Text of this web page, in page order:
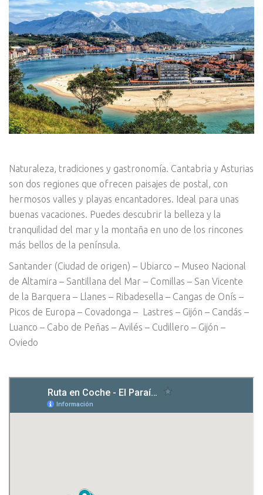
Naturaleza, tradiciones y gastronomía. Cantabria y Asturias
son dos regiones que ofrecen paisajes de postal, con
hermosos valles y playas encantadores. Ideal para unas
buenas vacaciones. Puedes descubrir la belleza y la
tranquilidad del mar y la montaña en uno de los rincones
más bellos de la península.
Santander (Ciudad de origen) – Ubiarco – Museo Nacional
de Altamira – Santillana del Mar – Comillas – San Vicente
de la Barquera – Llanes – Ribadesella – Cangas de Onís –
Picos de Europa – Covadonga – Lastres – Gijón – Candás –
Luanco – Cabo de Peñas – Avilés – Cudillero – Gijón –
Oviedo